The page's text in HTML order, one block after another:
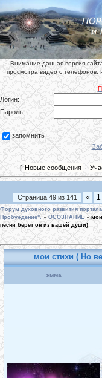
Внимание данная версия
просмотра видео с телефонов.
Логин:
Пароль:
запомнить
[ Новые сообщения ·
Страница 49 из 141 « 1
Форум духовного развития
Пробуждение". » ОСОЗНАНИЕ »
песни берёт он из вашей души)
мои стихи ( Но
эмма